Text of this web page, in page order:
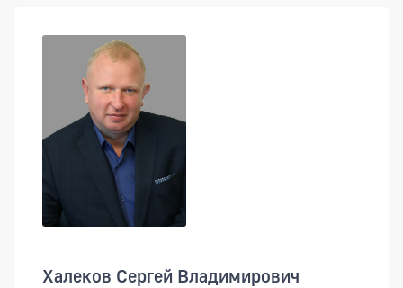
Халеков Сергей Владимирович